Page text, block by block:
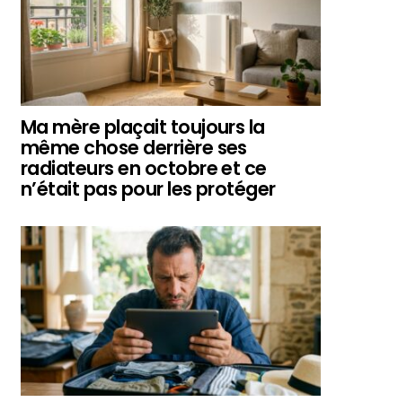
Ma mère plaçait toujours la
même chose derrière ses
radiateurs en octobre et ce
n’était pas pour les protéger